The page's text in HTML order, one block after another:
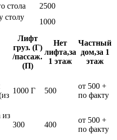
стола
2500
столу
1000
Лифт
груз. (Г)
/пассаж.
(П)
Нет
лифта,за
1 этаж
Частный
дом,за 1
этаж
1000 Г 500
от 500 +
по факту
из
300 400
от 500 +
по факту